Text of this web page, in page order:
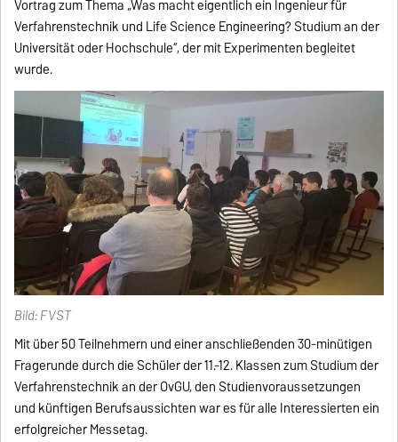
Vortrag zum Thema „Was macht eigentlich ein Ingenieur für
Verfahrenstechnik und Life Science Engineering? Studium an der
Universität oder Hochschule“, der mit Experimenten begleitet
wurde.
Bild: FVST
Mit über 50 Teilnehmern und einer anschließenden 30-minütigen
Fragerunde durch die Schüler der 11.-12. Klassen zum Studium der
Verfahrenstechnik an der OvGU, den Studienvoraussetzungen
und künftigen Berufsaussichten war es für alle Interessierten ein
erfolgreicher Messetag.